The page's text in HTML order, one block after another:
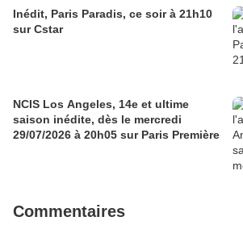
Inédit, Paris Paradis, ce soir à 21h10
sur Cstar
NCIS Los Angeles, 14e et ultime
saison inédite, dès le mercredi
29/07/2026 à 20h05 sur Paris Première
Commentaires